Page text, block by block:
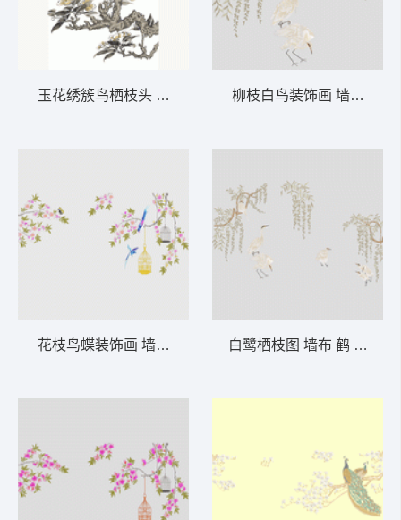
玉花绣簇鸟栖枝头 墙布 水墨鸟 背景墙
花枝鸟蝶装饰画 墙布 鸟语花香 背景墙 白鹭栖枝图 墙布 鹤 背景墙